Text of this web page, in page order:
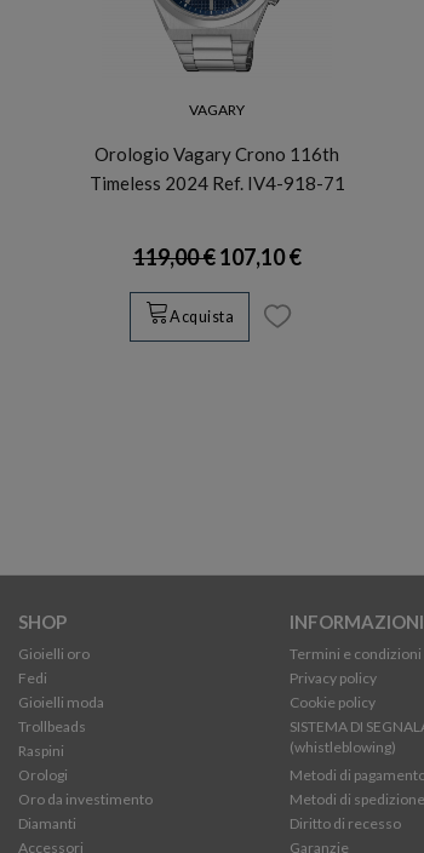
VAGARY
Orologio Vagary Crono 116th
Timeless 2024 Ref. IV4-918-71
119,00 €107,10 €
Acquista
SHOP
Gioielli oro
Fedi
Gioielli moda
Trollbeads
Raspini
Orologi
Oro da investimento
Diamanti
Accessori
INFORMAZIONI
Termini e condizioni
Privacy policy
Cookie policy
SISTEMA DI
(whistleblowing)
Metodi di
Metodi di spedizione
Diritto di recesso
Garanzie